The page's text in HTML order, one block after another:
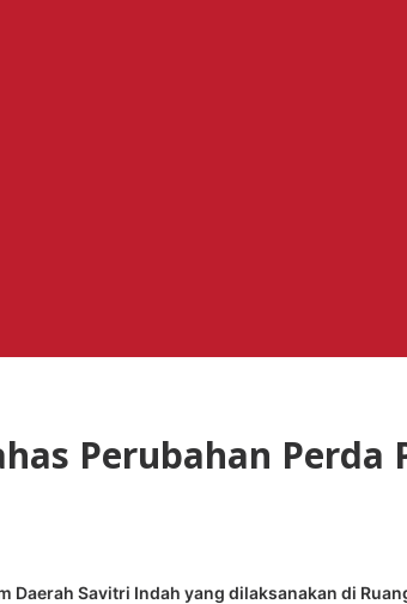
Perubahan
Daerah Savitri Indah yang dilaksanakan di